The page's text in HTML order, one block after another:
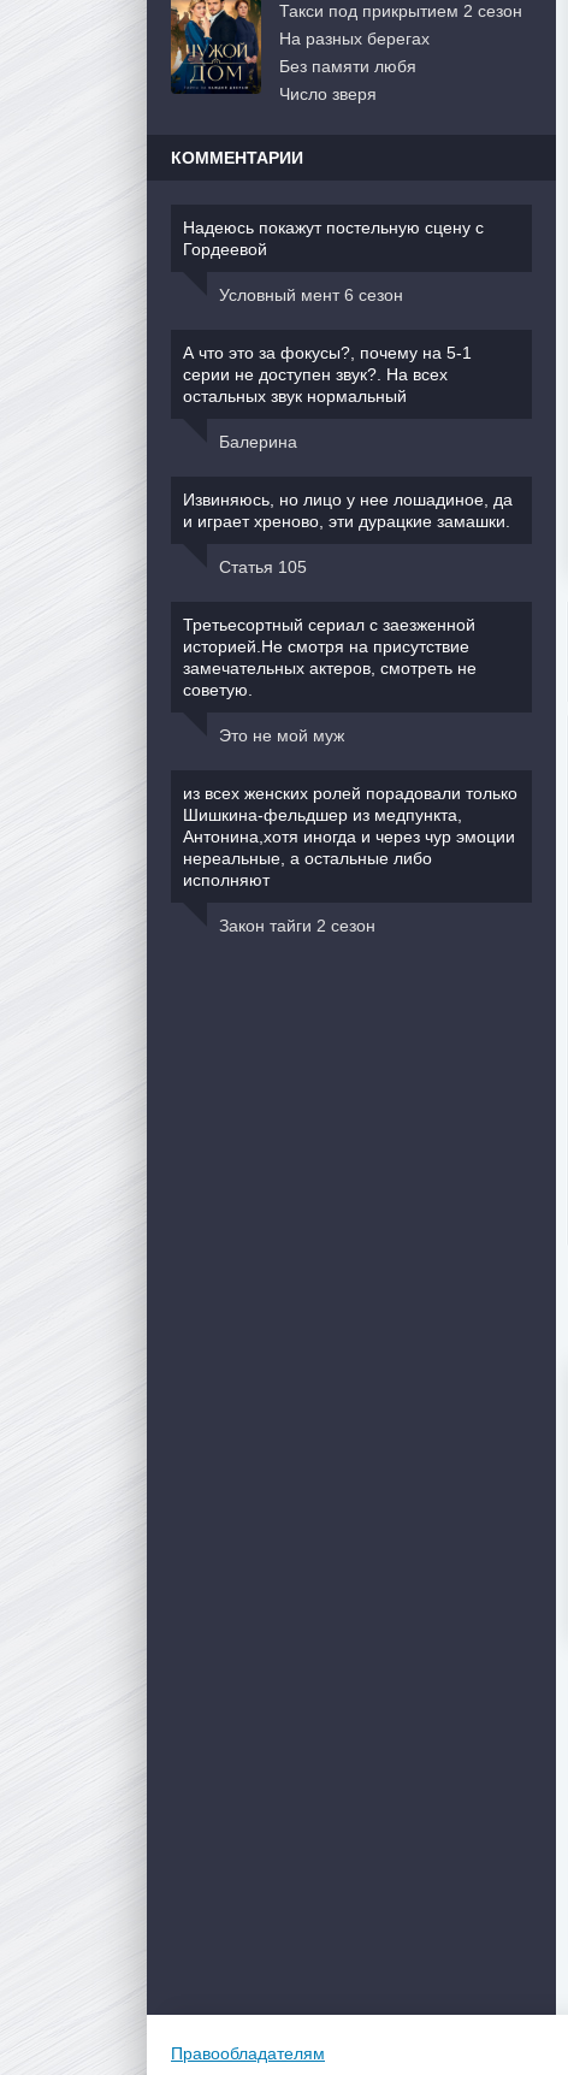
Такси под прикрытием 2 сезон
На разных берегах
Без памяти любя
Число зверя
КОММЕНТАРИИ
Надеюсь покажут постельную сцену с
Гордеевой
Условный мент 6 сезон
А что это за фокусы?, почему на 5-1
серии не доступен звук?. На всех
остальных звук нормальный
Балерина
Извиняюсь, но лицо у нее лошадиное, да
и играет хреново, эти дурацкие замашки.
Статья 105
Третьесортный сериал с заезженной
историей.Не смотря на присутствие
замечательных актеров, смотреть не
советую.
Это не мой муж
из всех женских ролей порадовали только
Шишкина-фельдшер из медпункта,
Антонина,хотя иногда и через чур эмоции
нереальные, а остальные либо
исполняют
Закон тайги 2 сезон
Правообладателям